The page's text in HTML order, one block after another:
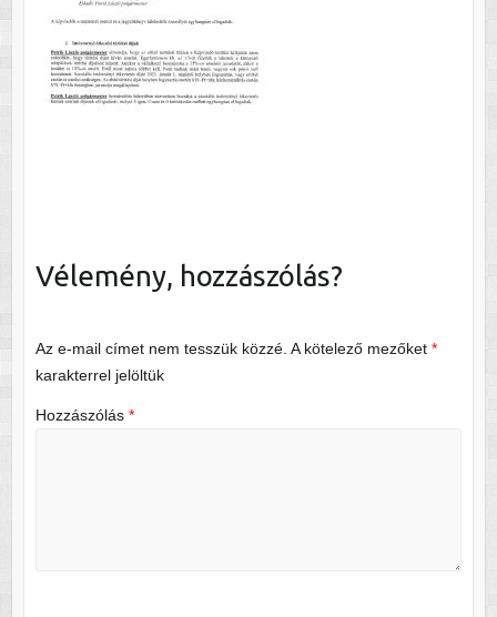
Vélemény, hozzászólás?
Az e-mail címet nem tesszük közzé. A kötelező mezőket *
karakterrel jelöltük
Hozzászólás *